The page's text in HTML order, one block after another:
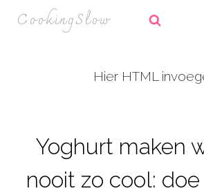
Doorgaan
CookingSlow
Hier HTML
Yoghurt maken
nooit zo cool: